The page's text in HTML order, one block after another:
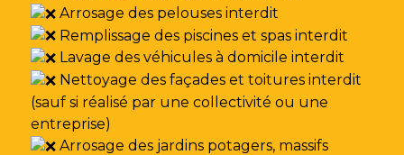
Arrosage des pelouses interdit
Remplissage des piscines et spas interdit
Lavage des véhicules à domicile interdit
Nettoyage des façades et toitures interdit
(sauf si réalisé par une collectivité ou une
entreprise)
Arrosage des jardins potagers, massifs